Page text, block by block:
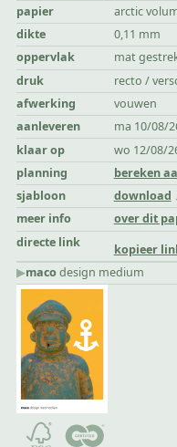
papier
arctic
dikte
0,11 mm
oppervlak
mat
druk
recto /
afwerking
vouwen
aanleveren
ma 10/08/
klaar op
wo 12/08/
planning
bereken
sjabloon
download
meer info
over dit
directe link
kopieer
▶︎macodesign medium